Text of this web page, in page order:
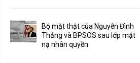
Bộ mặt thật của Nguyễn Đình
Thắng và BPSOS sau lớp mặt
nạ nhân quyền